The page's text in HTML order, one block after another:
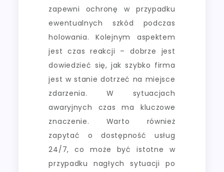
zapewni ochronę w przypadku
ewentualnych szkód podczas
holowania. Kolejnym aspektem
jest czas reakcji – dobrze jest
dowiedzieć się, jak szybko firma
jest w stanie dotrzeć na miejsce
zdarzenia. W sytuacjach
awaryjnych czas ma kluczowe
znaczenie. Warto również
zapytać o dostępność usług
24/7, co może być istotne w
przypadku nagłych sytuacji po